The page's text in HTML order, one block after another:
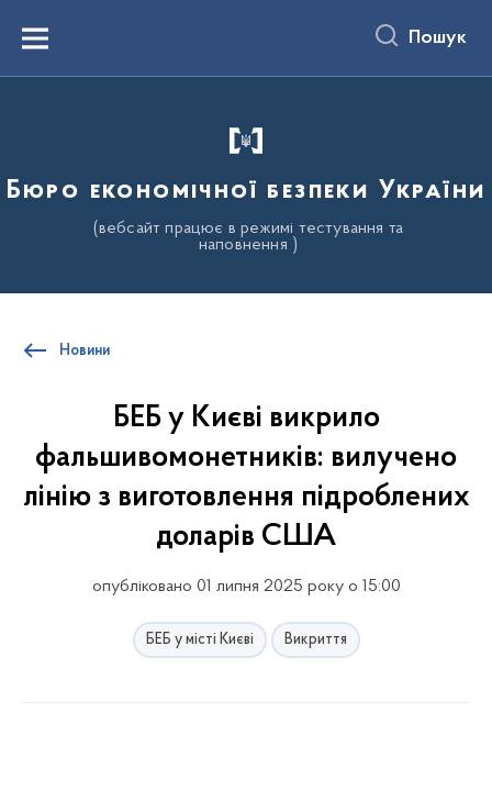
вмістуMenu Пошук
Бюро економічної безпеки України
(вебсайт працює в режимі тестування та
наповнення )
Новини
БЕБ у Києві викрило
фальшивомонетників: вилучено
лінію з виготовлення підроблених
доларів США
опубліковано 01 липня 2025 року о 15:00
БЕБ у місті Києві Викриття